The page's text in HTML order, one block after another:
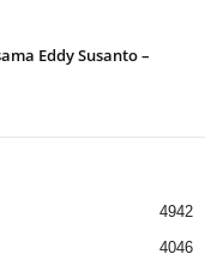
Eddy Susanto –
4942
4046